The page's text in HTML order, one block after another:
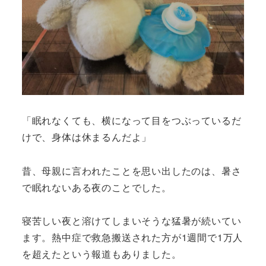
「眠れなくても、横になって目をつぶっているだ
けで、身体は休まるんだよ」
昔、母親に言われたことを思い出したのは、暑さ
で眠れないある夜のことでした。
寝苦しい夜と溶けてしまいそうな猛暑が続いてい
ます。熱中症で救急搬送された方が1週間で1万人
を超えたという報道もありました。